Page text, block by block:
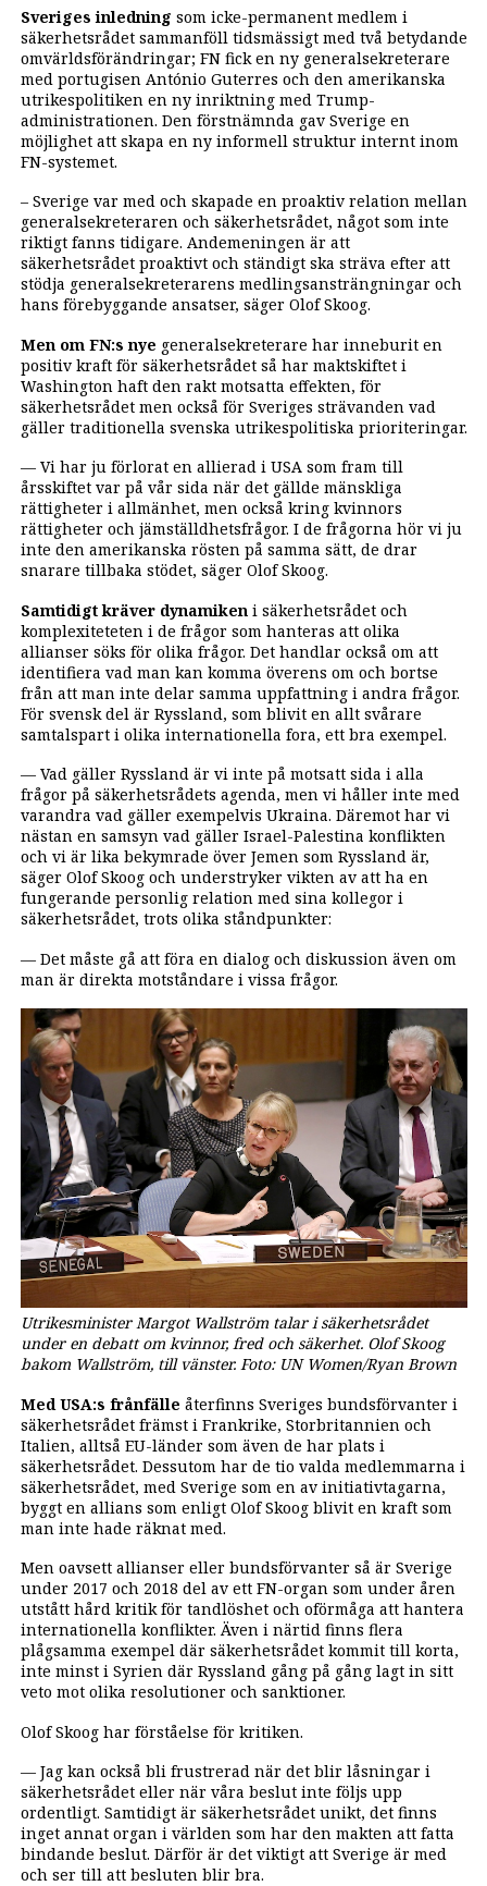
Sveriges inledning som icke-permanent medlem i
säkerhetsrådet sammanföll tidsmässigt med två betydande
omvärldsförändringar; FN fick en ny generalsekreterare
med portugisen António Guterres och den amerikanska
utrikespolitiken en ny inriktning med Trump-
administrationen. Den förstnämnda gav Sverige en
möjlighet att skapa en ny informell struktur internt inom
FN-systemet.
– Sverige var med och skapade en proaktiv relation mellan
generalsekreteraren och säkerhetsrådet, något som inte
riktigt fanns tidigare. Andemeningen är att
säkerhetsrådet proaktivt och ständigt ska sträva efter att
stödja generalsekreterarens medlingsansträngningar och
hans förebyggande ansatser, säger Olof Skoog.
Men om FN:s nye generalsekreterare har inneburit en
positiv kraft för säkerhetsrådet så har maktskiftet i
Washington haft den rakt motsatta effekten, för
säkerhetsrådet men också för Sveriges strävanden vad
gäller traditionella svenska utrikespolitiska prioriteringar.
— Vi har ju förlorat en allierad i USA som fram till
årsskiftet var på vår sida när det gällde mänskliga
rättigheter i allmänhet, men också kring kvinnors
rättigheter och jämställdhetsfrågor. I de frågorna hör vi ju
inte den amerikanska rösten på samma sätt, de drar
snarare tillbaka stödet, säger Olof Skoog.
Samtidigt kräver dynamikeni säkerhetsrådet och
komplexiteteten i de frågor som hanteras att olika
allianser söks för olika frågor. Det handlar också om att
identifiera vad man kan komma överens om och bortse
från att man inte delar samma uppfattning i andra frågor.
För svensk del är Ryssland, som blivit en allt svårare
samtalspart i olika internationella fora, ett bra exempel.
— Vad gäller Ryssland är vi inte på motsatt sida i alla
frågor på säkerhetsrådets agenda, men vi håller inte med
varandra vad gäller exempelvis Ukraina. Däremot har vi
nästan en samsyn vad gäller Israel-Palestina konflikten
och vi är lika bekymrade över Jemen som Ryssland är,
säger Olof Skoog och understryker vikten av att ha en
fungerande personlig relation med sina kollegor i
säkerhetsrådet, trots olika ståndpunkter:
— Det måste gå att föra en dialog och diskussion även om
man är direkta motståndare i vissa frågor.
Utrikesminister Margot Wallström talar i säkerhetsrådet
under en debatt om kvinnor, fred och säkerhet. Olof Skoog
bakom Wallström, till vänster. Foto: UN Women/Ryan Brown
Med USA:s frånfälle återfinns Sveriges bundsförvanter i
säkerhetsrådet främst i Frankrike, Storbritannien och
Italien, alltså EU-länder som även de har plats i
säkerhetsrådet. Dessutom har de tio valda medlemmarna i
säkerhetsrådet, med Sverige som en av initiativtagarna,
byggt en allians som enligt Olof Skoog blivit en kraft som
man inte hade räknat med.
Men oavsett allianser eller bundsförvanter så är Sverige
under 2017 och 2018 del av ett FN-organ som under åren
utstått hård kritik för tandlöshet och oförmåga att hantera
internationella konflikter. Även i närtid finns flera
plågsamma exempel där säkerhetsrådet kommit till korta,
inte minst i Syrien där Ryssland gång på gång lagt in sitt
veto mot olika resolutioner och sanktioner.
Olof Skoog har förståelse för kritiken.
— Jag kan också bli frustrerad när det blir låsningar i
säkerhetsrådet eller när våra beslut inte följs upp
ordentligt. Samtidigt är säkerhetsrådet unikt, det finns
inget annat organ i världen som har den makten att fatta
bindande beslut. Därför är det viktigt att Sverige är med
och ser till att besluten blir bra.